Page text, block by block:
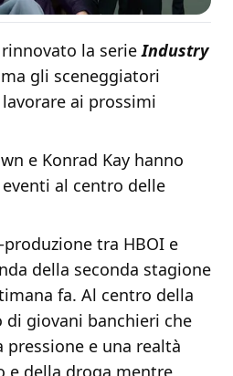
rinnovato la serieIndustry
gli sceneggiatori
ai prossimi
e Konrad Kay hanno
al centro delle
tra HBOI e
della seconda stagione
fa. Al centro della
giovani banchieri che
e una realtà